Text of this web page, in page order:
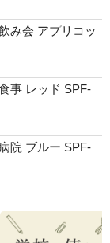
み会 アプリコッ
事 レッド SPF-
院 ブルー SPF-